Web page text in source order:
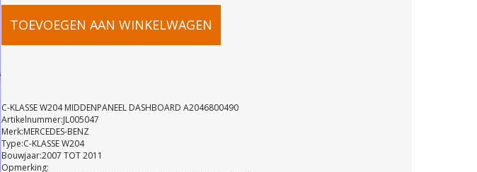
C-
W204
MIDDENPANEEL
TOEVOEGEN AAN WINKELWAGEN
C-KLASSE W204 MIDDENPANEEL DASHBOARD A2046800490
Artikelnummer:JL005047
Merk:MERCEDES-BENZ
Type:C-KLASSE W204
Bouwjaar:2007 TOT 2011
Opmerking: